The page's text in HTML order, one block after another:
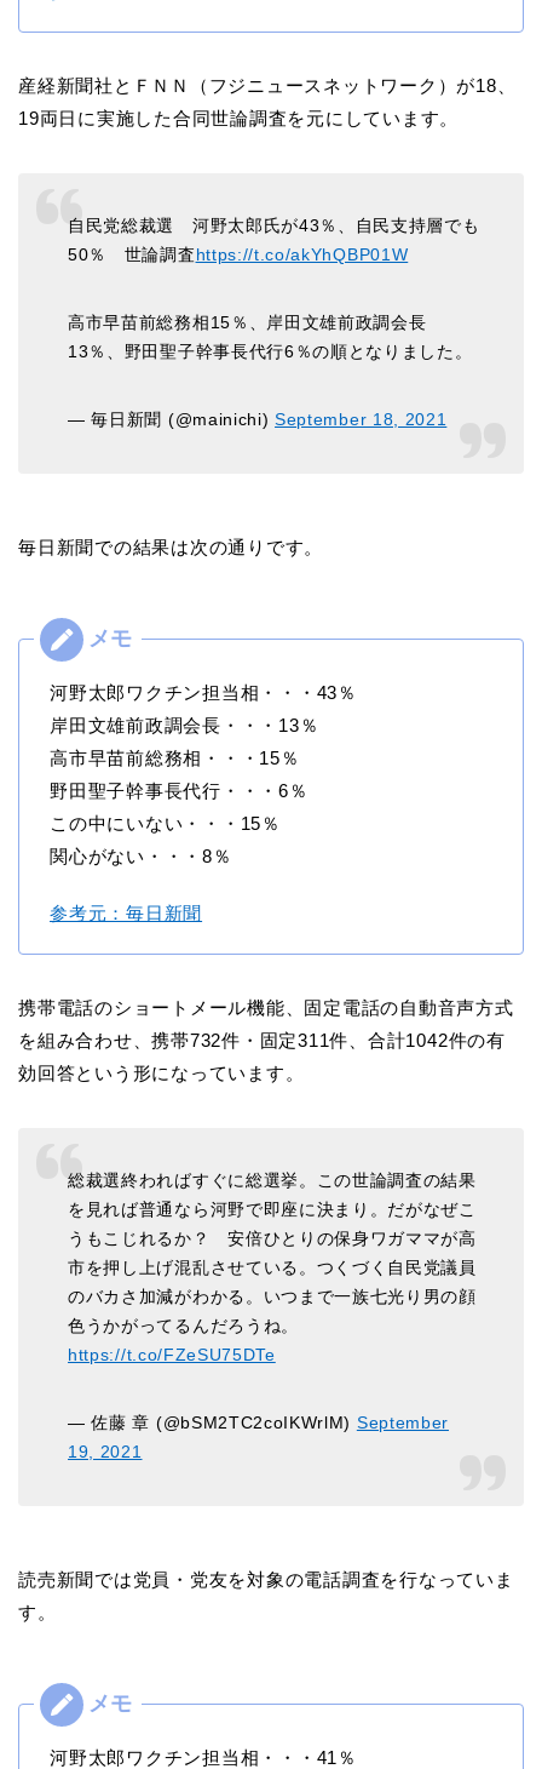
産経新聞社とＦＮＮ（フジニュースネットワーク）が18、
19両日に実施した合同世論調査を元にしています。
自民党総裁選 河野太郎氏が43％、自民支持層でも
50％ 世論調査 https://t.co/akYhQBP01W
高市早苗前総務相15％、岸田文雄前政調会長
13％、野田聖子幹事長代行6％の順となりました。
— 毎日新聞 (@mainichi)September 18, 2021
毎日新聞での結果は次の通りです。
河野太郎ワクチン担当相・・・43％
岸田文雄前政調会長・・・13％
高市早苗前総務相・・・15％
野田聖子幹事長代行・・・6％
この中にいない・・・15％
関心がない・・・8％
参考元：毎日新聞
携帯電話のショートメール機能、固定電話の自動音声方式
を組み合わせ、携帯732件・固定311件、合計1042件の有
効回答という形になっています。
総裁選終わればすぐに総選挙。この世論調査の結果
を見れば普通なら河野で即座に決まり。だがなぜこ
うもこじれるか？ 安倍ひとりの保身ワガママが高
市を押し上げ混乱させている。つくづく自民党議員
のバカさ加減がわかる。いつまで一族七光り男の顔
色うかがってるんだろうね。
https://t.co/FZeSU75DTe
— 佐藤 章 (@bSM2TC2coIKWrlM) September
19, 2021
読売新聞では党員・党友を対象の電話調査を行なっていま
す。
河野太郎ワクチン担当相・・・41％